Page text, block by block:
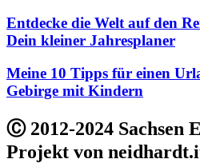
Entdecke die Welt auf den
Dein kleiner Jahresplaner
Meine 10 Tipps für einen
Gebirge mit Kindern
Ⓒ 2012-2024 Sachsen
Projekt von